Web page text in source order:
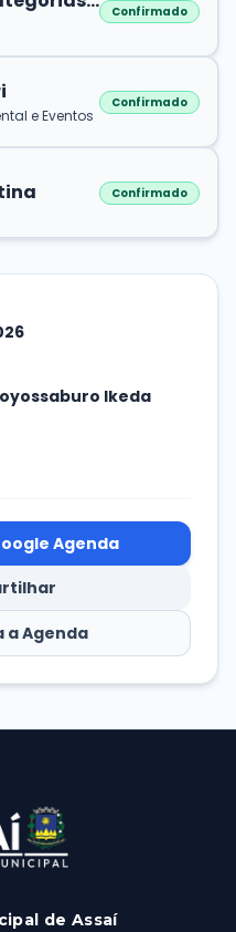
Confirmado
e Eventos
Confirmado
Confirmado
Ikeda
Agenda
a Agenda
de Assaí